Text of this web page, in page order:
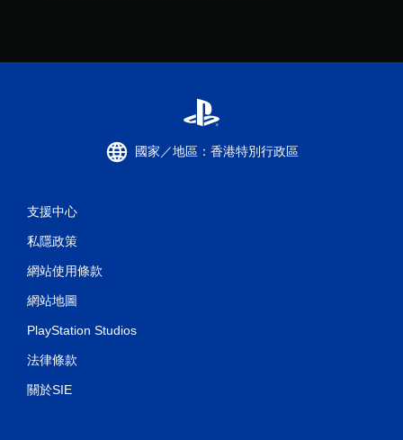
國家／地區：香港特別行政區
支援中心
私隱政策
網站使用條款
網站地圖
PlayStation Studios
法律條款
關於SIE